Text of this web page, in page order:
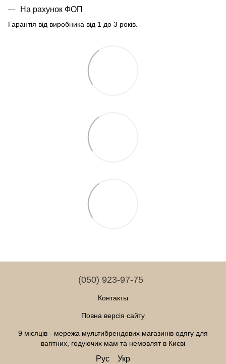
На рахунок ФОП
Гарантія від виробника від 1 до 3 років.
(050) 923-97-75
Контакты
Повна версія сайту
9 місяців - мережа мультибрендових магазинів одягу для
вагітних, годуючих мам та немовлят в Києві
Рус Укр